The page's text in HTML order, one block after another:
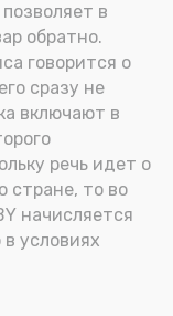
в
обратно.
говорится о
сразу не
включают в
речь идет о
стране, то во
начисляется
условиях